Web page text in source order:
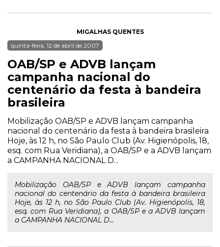
MIGALHAS QUENTES
quinta-feira, 12 de abril de 2007
OAB/SP e ADVB lançam
campanha nacional do
centenário da festa à bandeira
brasileira
Mobilização OAB/SP e ADVB lançam campanha
nacional do centenário da festa à bandeira brasileira
Hoje, às 12 h, no São Paulo Club (Av. Higienópolis, 18,
esq. com Rua Veridiana), a OAB/SP e a ADVB lançam
a CAMPANHA NACIONAL D...
Mobilização OAB/SP e ADVB lançam campanha
nacional do centenário da festa à bandeira brasileira
Hoje, às 12 h, no São Paulo Club (Av. Higienópolis, 18,
esq. com Rua Veridiana), a OAB/SP e a ADVB lançam
a CAMPANHA NACIONAL D...